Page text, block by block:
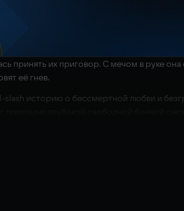
принять их приговор. С мечом в руке
её гнев.
историю о бессмертной любви и